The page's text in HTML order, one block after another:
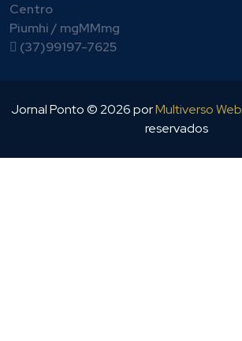
Centro
Piumhi / mgMMmg
(37)99197-7625
Jornal Ponto ©2026porMultiverso Web
reservados